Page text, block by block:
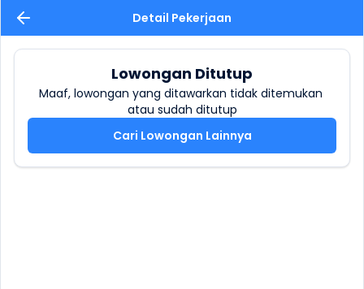
Detail Pekerjaan
Lowongan Ditutup
Maaf, lowongan yang ditawarkan tidak ditemukan
atau sudah ditutup
Cari Lowongan Lainnya